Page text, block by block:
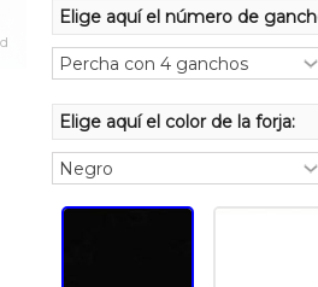
Elige aquí el color de la forja:
Elige aquí el número de